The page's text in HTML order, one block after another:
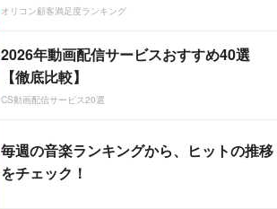
オリコン顧客満足度ランキング
2026年動画配信サービスおすすめ40選
【徹底比較】
CS動画配信サービス20選
毎週の音楽ランキングから、ヒットの推移
をチェック！